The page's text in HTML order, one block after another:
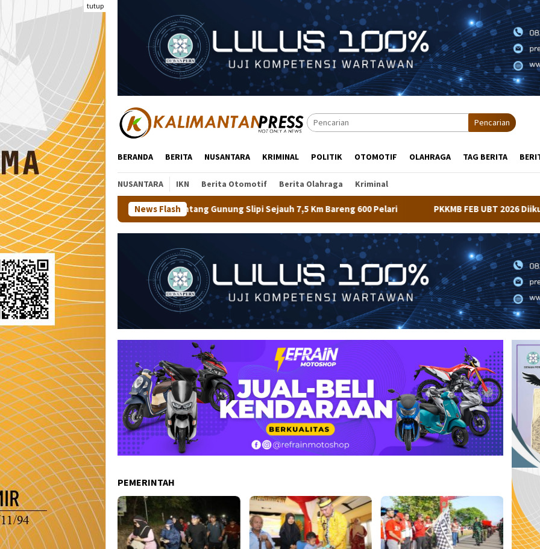
tutup
Pencarian
BERANDA BERITA NUSANTARA KRIMINAL POLITIK OTOMOTIF OLAHRAGA TAG BERITA
NUSANTARA IKN Berita Otomotif Berita Olahraga Kriminal
News Flash
Jajal Trek Menantang Gunung Slipi Sejauh 7,5 Km Bareng 600 Pelari PKKMB FEB UBT 2026 Diikuti 348 Mahasiswa,
PEMERINTAH